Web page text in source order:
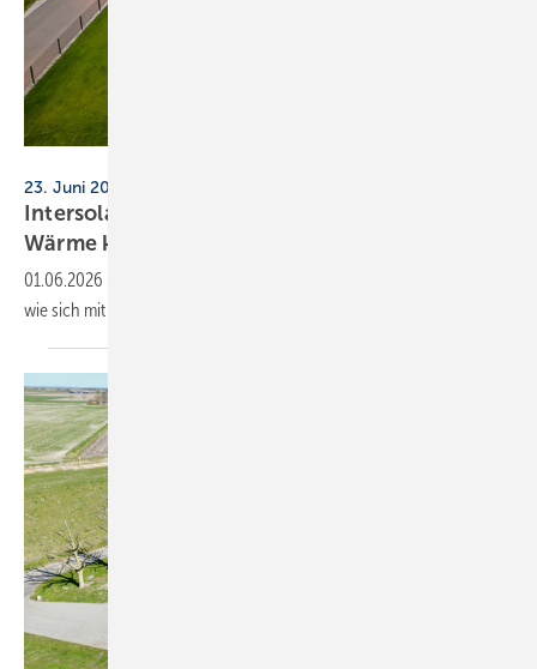
23. Juni 2026, 13.30–15.00 Uhr, Messe München
Intersolar-Forum: Power-to-Heat – Strom und
Wärme koppeln
01.06.2026
wie sich mit solar­elek­trischer Wärme neue Themen